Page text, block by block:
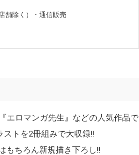
除く）・通信販売
エロマンガ先生』などの人気作品で
トを2冊組みで大収録!!
もちろん新規描き下ろし!!